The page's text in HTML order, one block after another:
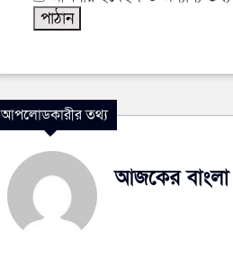
আপলোডকারীর তথ্য
আজকের বাংলা